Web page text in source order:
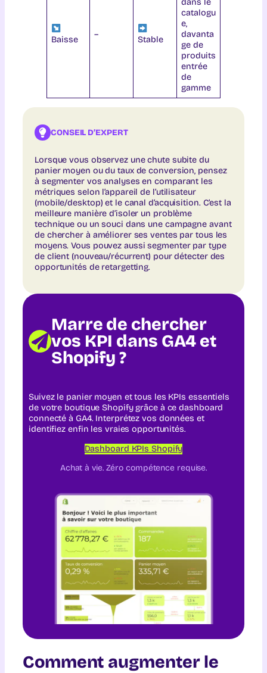
Baisse
–
Stable
dans le
catalogu
e,
davanta
ge de
produits
entrée
de
gamme
CONSEIL D’EXPERT
Lorsque vous observez une chute subite du
panier moyen ou du taux de conversion, pensez
à segmenter vos analyses en comparant les
métriques selon l’appareil de l’utilisateur
(mobile/desktop) et le canal d’acquisition. C’est la
meilleure manière d’isoler un problème
technique ou un souci dans une campagne avant
de chercher à améliorer ses ventes par tous les
moyens. Vous pouvez aussi segmenter par type
de client (nouveau/récurrent) pour détecter des
opportunités de retargetting.
Marre de chercher
vos KPI dans GA4 et
Shopify ?
Suivez le panier moyen et tous les KPIs essentiels
de votre boutique Shopify grâce à ce dashboard
connecté à GA4. Interprétez vos données et
identifiez enfin les vraies opportunités.
Dashboard KPIs Shopify
Achat à vie. Zéro compétence requise.
Comment augmenter le